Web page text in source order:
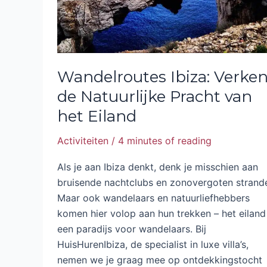
Wandelroutes Ibiza: Verken
de Natuurlijke Pracht van
het Eiland
Activiteiten / 4 minutes of reading
Als je aan Ibiza denkt, denk je misschien aan
bruisende nachtclubs en zonovergoten
Maar ook wandelaars en natuurliefhebbers
komen hier volop aan hun trekken – het
een paradijs voor wandelaars. Bij
HuisHurenIbiza, de specialist in luxe villa’s,
nemen we je graag mee op ontdekkingstocht
Eiland